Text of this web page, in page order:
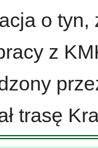
o tyn,
z
trasę